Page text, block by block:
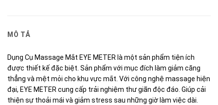
MÔ TẢ
Dụng Cụ Massage Mắt EYE METER là một sản phẩm tiện ích
được thiết kế đặc biệt. Sản phẩm với mục đích làm giảm căng
thẳng và mệt mỏi cho khu vực mắt. Với công nghệ massage hiện
đại, EYE METER cung cấp trải nghiệm thư giãn độc đáo. Giúp cải
thiện sự thoải mái và giảm stress sau những giờ làm việc dài.